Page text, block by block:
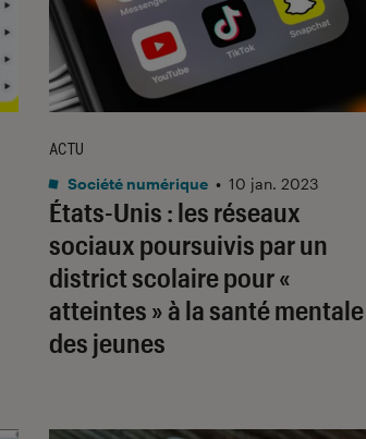
États-Unis : les réseaux
sociaux poursuivis par un
district scolaire pour «
atteintes » à la santé mentale
des jeunes
ACTU
Société numérique • 10 jan. 2023